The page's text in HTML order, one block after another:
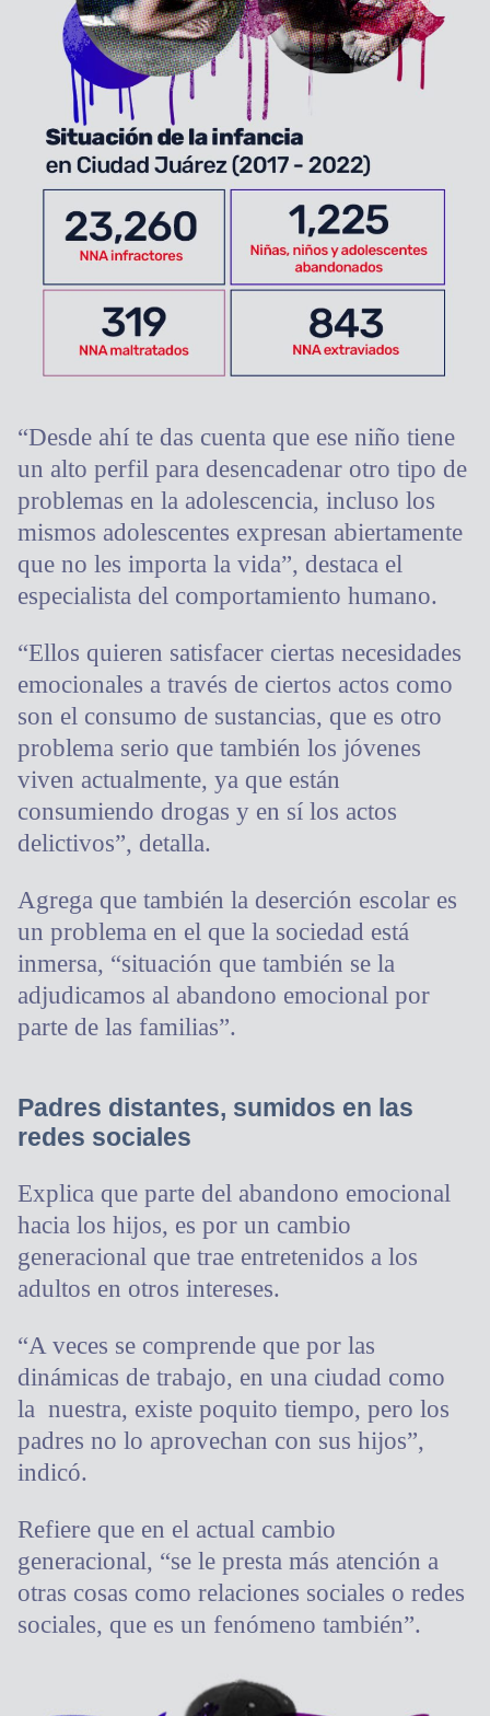
“Desde ahí te das cuenta que ese niño tiene
un alto perfil para desencadenar otro tipo de
problemas en la adolescencia, incluso los
mismos adolescentes expresan abiertamente
que no les importa la vida”, destaca el
especialista del comportamiento humano.
“Ellos quieren satisfacer ciertas necesidades
emocionales a través de ciertos actos como
son el consumo de sustancias, que es otro
problema serio que también los jóvenes
viven actualmente, ya que están
consumiendo drogas y en sí los actos
delictivos”, detalla.
Agrega que también la deserción escolar es
un problema en el que la sociedad está
inmersa, “situación que también se la
adjudicamos al abandono emocional por
parte de las familias”.
Padres distantes, sumidos en las
redes sociales
Explica que parte del abandono emocional
hacia los hijos, es por un cambio
generacional que trae entretenidos a los
adultos en otros intereses.
“A veces se comprende que por las
dinámicas de trabajo, en una ciudad como
la nuestra, existe poquito tiempo, pero los
padres no lo aprovechan con sus hijos”,
indicó.
Refiere que en el actual cambio
generacional, “se le presta más atención a
otras cosas como relaciones sociales o redes
sociales, que es un fenómeno también”.